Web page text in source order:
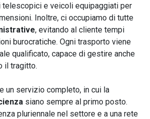
telescopici e veicoli equipaggiati per
Inoltre, ci occupiamo di tutte
, evitando al cliente tempi
burocratiche. Ogni trasporto viene
qualificato, capace di gestire anche
il tragitto.
un servizio completo, in cui la
siano sempre al primo posto.
pluriennale nel settore e a una rete